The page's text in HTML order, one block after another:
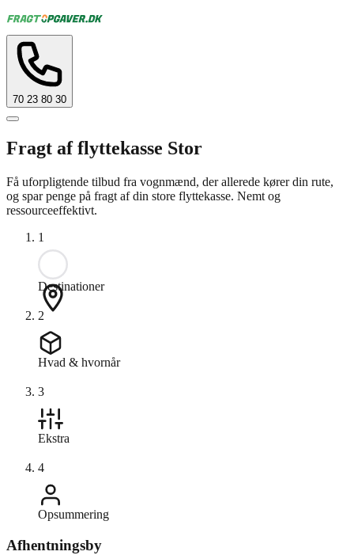
70 23 80 30
Fragt af flyttekasse Stor
Få uforpligtende tilbud fra vognmænd, der allerede kører din rute,
og spar penge på fragt af din store flyttekasse. Nemt og
ressourceeffektivt.
1
Destinationer
2
Hvad & hvornår
3
Ekstra
4
Opsummering
Afhentningsby